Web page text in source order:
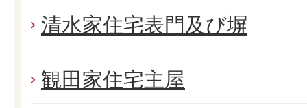
清水家住宅表門及び塀
観田家住宅主屋